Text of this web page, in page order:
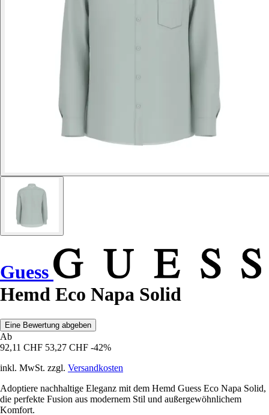
Guess
Hemd Eco Napa Solid
Eine Bewertung abgeben
Ab
92,11 CHF 53,27 CHF -42%
inkl. MwSt. zzgl. Versandkosten
Adoptiere nachhaltige Eleganz mit dem Hemd Guess Eco Napa Solid,
die perfekte Fusion aus modernem Stil und außergewöhnlichem
Komfort.